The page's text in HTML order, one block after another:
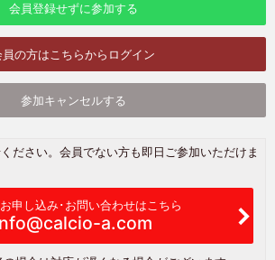
会員登録せずに参加する
員の方はこちらからログイン
参加キャンセルする
ださい。会員でない方も即日ご参加いただけま
申し込み･お問い合わせはこちら
a.com